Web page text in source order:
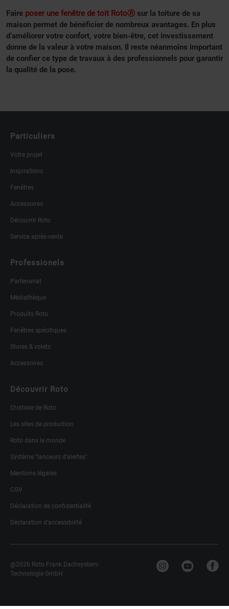
Faire poser une fenêtre de toit RotoⓇ sur la toiture de sa
maison permet de bénéficier de nombreux avantages. En plus
d’améliorer votre confort, votre bien-être, cet investissement
donne de la valeur à votre maison. Il reste néanmoins important
de confier ce type de travaux à des professionnels pour garantir
la qualité de la pose.
Particuliers
Votre projet
Inspirations
Fenêtres
Accessoires
Découvrir Roto
Service après-vente
Professionels
Partenariat
Médiathèque
Produits Roto
Fenêtres spécifiques
Stores & volets
Accessoires
Découvrir Roto
L'histoire de Roto
Les sites de production
Roto dans le monde
Système "lanceurs d'alertes"
Mentions légales
CGV
Déclaration de confidentialité
Déclaration d'accessibilité
@2026 Roto Frank Dachsystem-
Technologie GmbH